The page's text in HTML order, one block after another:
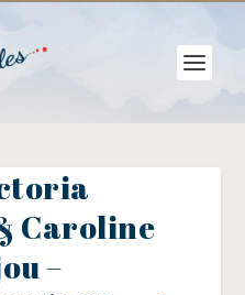
Caroline
–